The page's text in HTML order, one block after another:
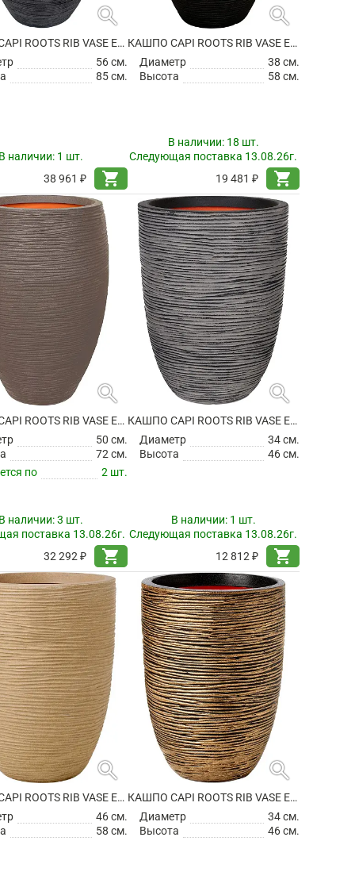
search
КАШПО CAPI ROOTS RIB VASE ELEGANT DELUXE BLACK
56 см.
85 см.
наличии: 1 шт.
38 961 ₽
shopping_cart
search
КАШПО CAPI ROOTS RIB VASE ELEGANT DELUXE BLACK
Диаметр
38 см.
Высота
58 см.
В наличии: 18 шт.
Следующая поставка 13.08.26г.
19 481 ₽
shopping_cart
search
КАШПО CAPI ROOTS RIB VASE ELEGANT DELUXE WARM TAUPE
50 см.
72 см.
по
2 шт.
наличии:3 шт.
поставка 13.08.26г.
32 292 ₽
shopping_cart
search
КАШПО CAPI ROOTS RIB VASE ELEGANT LOW ANTHRACITE
Диаметр
34 см.
Высота
46 см.
В наличии: 1 шт.
Следующая поставка 13.08.26г.
12 812 ₽
shopping_cart
search
КАШПО CAPI ROOTS RIB VASE ELEGANT LOW BEIGE
46 см.
58 см.
search
КАШПО CAPI ROOTS RIB VASE ELEGANT LOW BLACK GOLD
Диаметр
34 см.
Высота
46 см.